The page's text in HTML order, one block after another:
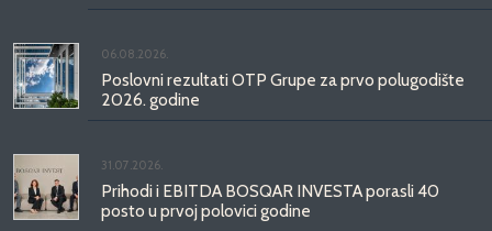
06.08.2026.
Poslovni rezultati OTP Grupe za prvo polugodište
2026. godine
31.07.2026.
Prihodi i EBITDA BOSQAR INVESTA porasli 40
posto u prvoj polovici godine